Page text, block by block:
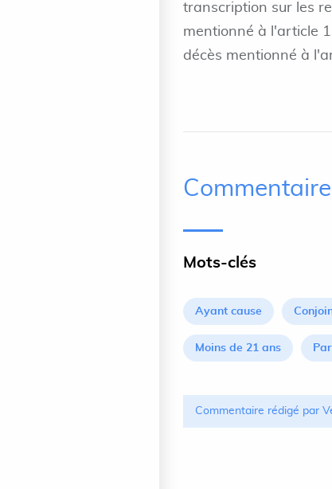
transcription sur les
mentionné à l'article
décès mentionné à
Mots-clés
Ayant cause
Moins de 21 ans
Commentaire rédigé par